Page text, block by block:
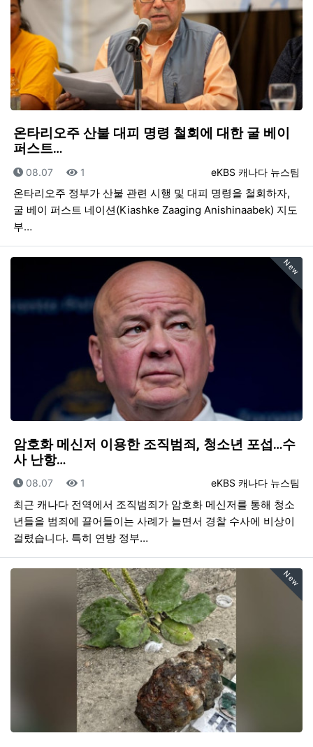
온타리오주 산불 대피 명령 철회에 대한 굴 베이
퍼스트…
등록자
eKBS 캐나다 뉴스팀
등록일
08.07 조회
1
온타리오주 정부가 산불 관련 시행 및 대피 명령을 철회하자,
굴 베이 퍼스트 네이션(Kiashke Zaaging Anishinaabek) 지도
부…
New
암호화 메신저 이용한 조직범죄, 청소년 포섭…수
사 난항…
등록자
eKBS 캐나다 뉴스팀
등록일
08.07 조회
1
최근 캐나다 전역에서 조직범죄가 암호화 메신저를 통해 청소
년들을 범죄에 끌어들이는 사례가 늘면서 경찰 수사에 비상이
걸렸습니다. 특히 연방 정부…
New